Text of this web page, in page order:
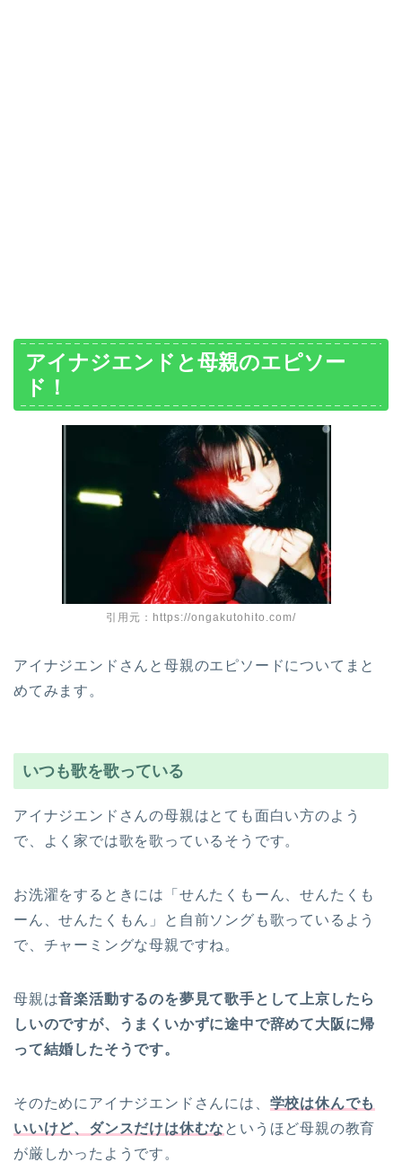
アイナジエンドと母親のエピソー
ド！
引用元：https://ongakutohito.com/
アイナジエンドさんと母親のエピソードについてまと
めてみます。
いつも歌を歌っている
アイナジエンドさんの母親はとても面白い方のよう
で、よく家では歌を歌っているそうです。
お洗濯をするときには「せんたくもーん、せんたくも
ーん、せんたくもん」と自前ソングも歌っているよう
で、チャーミングな母親ですね。
母親は音楽活動するのを夢見て歌手として上京したら
しいのですが、うまくいかずに途中で辞めて大阪に帰
って結婚したそうです。
そのためにアイナジエンドさんには、 学校は休んでも
いいけど、ダンスだけは休むなというほど母親の教育
が厳しかったようです。